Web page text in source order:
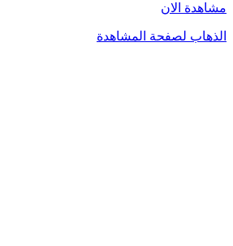
مشاهدة الان
الذهاب لصفحة المشاهدة